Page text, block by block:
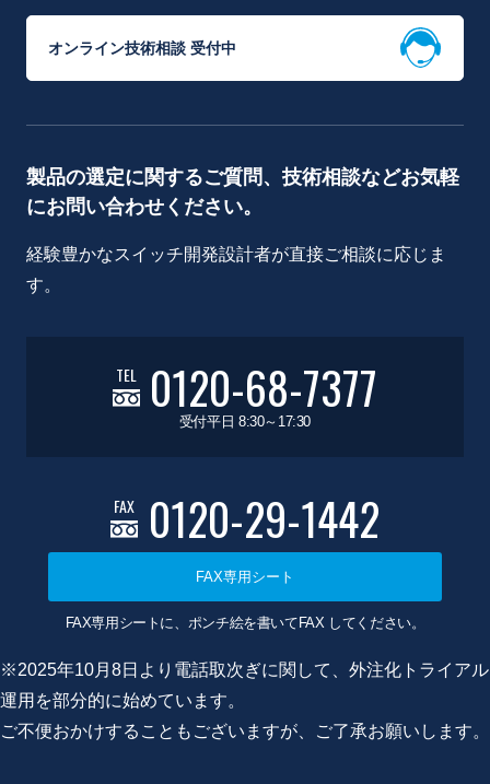
オンライン技術相談 受付中
製品の選定に関するご質問、技術相談などお気軽
にお問い合わせください。
経験豊かなスイッチ開発設計者が直接ご相談に応じま
す。
TEL 0120-68-7377
受付平日 8:30～17:30
FAX 0120-29-1442
FAX専用シート
FAX専用シートに、ポンチ絵を書いてFAX してください。
※2025年10月8日より電話取次ぎに関して、外注化トライアル
運用を部分的に始めています。
ご不便おかけすることもございますが、ご了承お願いします。